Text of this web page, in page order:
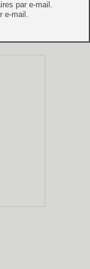
par e-mail.
e-mail.